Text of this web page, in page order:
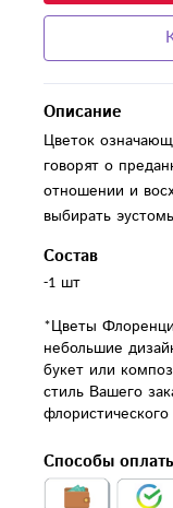
Описание
Цветок
говорят о
отношении и
выбирать
Состав
-1 шт
*Цветы
небольшие
букет или
стиль Вашего
Способы